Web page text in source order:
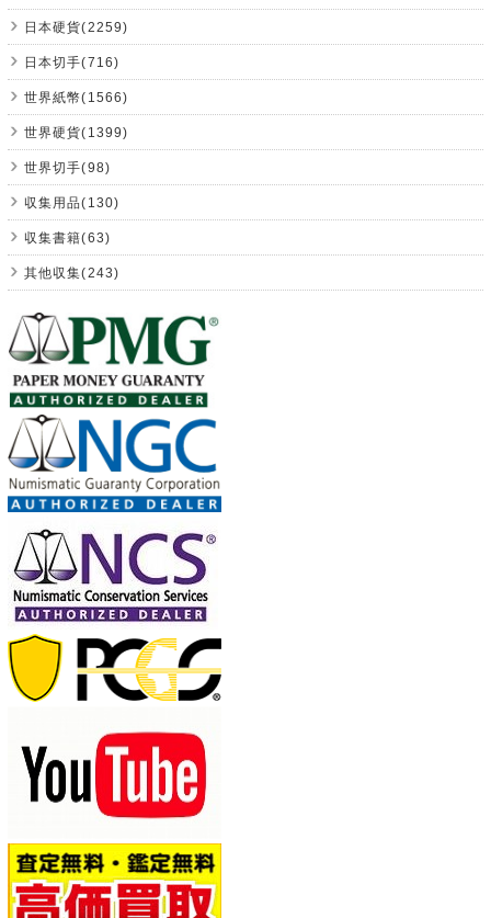
日本硬貨(2259)
日本切手(716)
世界紙幣(1566)
世界硬貨(1399)
世界切手(98)
収集用品(130)
収集書籍(63)
其他収集(243)